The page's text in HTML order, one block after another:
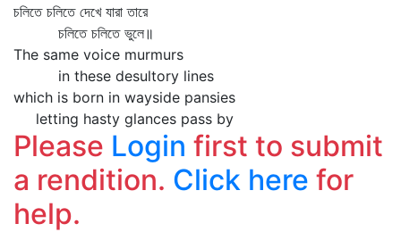
চলিতে চলিতে দেখে যারা তারে
চলিতে চলিতে ভুলে॥
The same voice murmurs
in these desultory lines
which is born in wayside pansies
letting hasty glances pass by
Please Login first to submit
a rendition. Click here for
help.